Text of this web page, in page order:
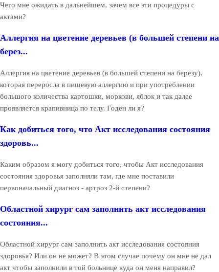
Чего мне ожидать в дальнейшем, зачем все эти процедуры с
актами?
Аллергия на цветение деревьев (в большей степени на
берез...
Аллергия на цветение деревьев (в большей степени на березу),
которая переросла в пищевую аллергию и при употреблении
большого количества картошки, моркови, яблок и так далее
проявляется крапивница по телу. Годен ли я?
Как добиться того, что Акт исследования состояния
здоровь...
Каким образом я могу добиться того, чтобы Акт исследования
состояния здоровья заполняли там, где мне поставили
первоначальный диагноз - артроз 2-й степени?
Областной хирург сам заполнить акт исследования
состояния...
Областной хирург сам заполнить акт исследования состояния
здоровья? Или он не может? В этом случае почему он мне не дал
акт чтобы заполнили в той больнице куда он меня направил?